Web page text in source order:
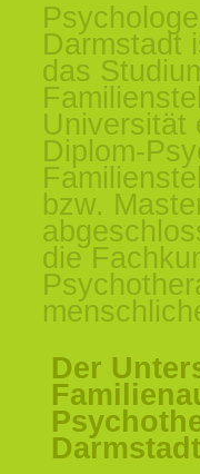
Darmstadt
das
Universität
Diplom-
bzw.
die
Der